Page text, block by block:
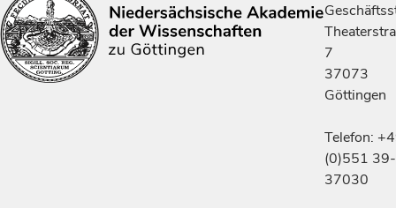
7
37073
Göttingen
Telefon:
(0)551 39-
37030